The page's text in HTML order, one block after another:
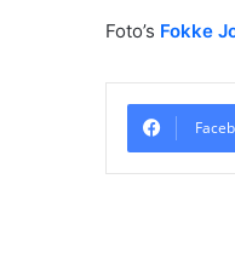
Foto’s Fokke